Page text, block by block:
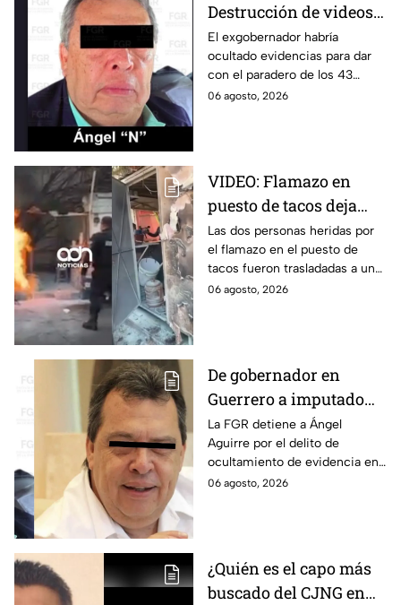
Destrucción de videos
clave y amenazas a
testigos por parte de
exgobernador Ángel
Aguirre: FGR
El exgobernador habría
ocultado evidencias para dar
con el paradero de los 43
estudiantes desaparecidos de
06 agosto, 2026
VIDEO: Flamazo en
puesto de tacos deja
dos heridos en CDMX
Las dos personas heridas por
el flamazo en el puesto de
tacos fueron trasladadas a un
hospital para recibir atención
06 agosto, 2026
De gobernador en
Guerrero a imputado
por la "Verdad
Histórica"; Así fue como
Ángel Aguirre obstruyó
la justicia en caso
La FGR detiene a Ángel
Aguirre por el delito de
ocultamiento de evidencia en
el caso Ayotzinapa. Esta es la
06 agosto, 2026
¿Quién es el capo más
buscado del CJNG en